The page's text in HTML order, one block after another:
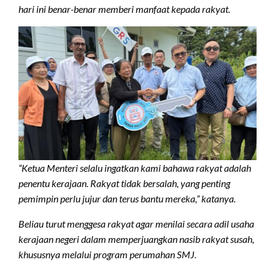
hari ini benar-benar memberi manfaat kepada rakyat.
“Ketua Menteri selalu ingatkan kami bahawa rakyat adalah
penentu kerajaan. Rakyat tidak bersalah, yang penting
pemimpin perlu jujur dan terus bantu mereka,” katanya.
Beliau turut menggesa rakyat agar menilai secara adil usaha
kerajaan negeri dalam memperjuangkan nasib rakyat susah,
khususnya melalui program perumahan SMJ.